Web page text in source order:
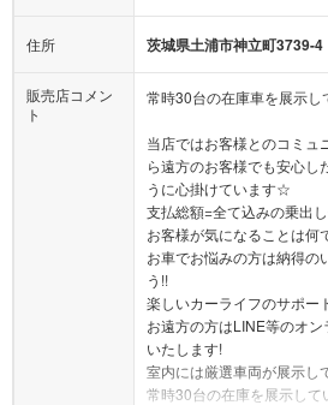
住所 茨城県土浦市神立町3739-4
販売店コメン
ト
常時30台の在庫車を展示し
当店ではお客様とのコミュ
ら遠方のお客様でも安心し
うに心掛けています☆
支払総額=全て込みの乗出
お客様が気になることは何
お車でお悩みの方は納得の
う!!
楽しいカーライフのサポ
お遠方の方はLINE等のオ
いたします!
室内には厳選車両が展示
常時30台の在庫を展示して